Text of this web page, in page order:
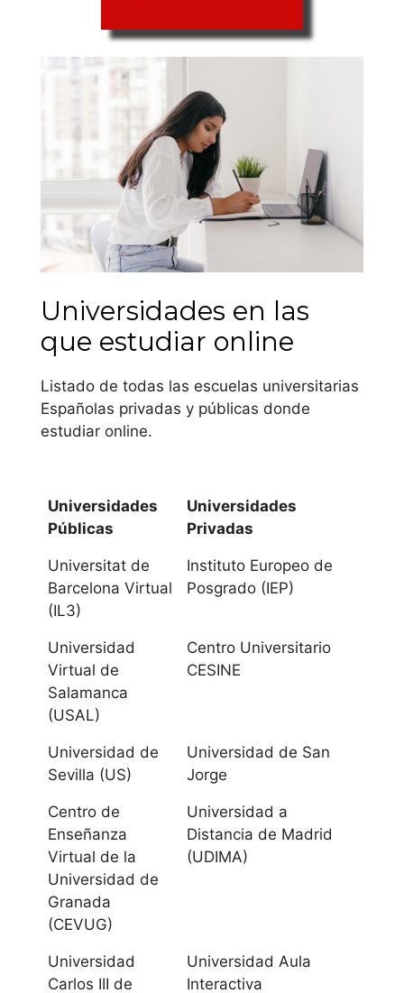
El conjunto de
materias y créditos
(créditos ETCS)
puede variar de una
carrera a otra, igual
que las materias
optativas varían
también.
Andalucía
Universidad de
Almería
Universidad de
Cádiz
Córdoba
Universidad de
Granada
Huelva
Universidad
Universidad de
Universidad de
Málaga
Pablo de Olavide
Universidades en las
que estudiar online
Listado de todas las escuelas universitarias
Españolas privadas y públicas donde
estudiar online.
Universidades
Públicas
Universidades
Privadas
Universitat de
Barcelona Virtual
(IL3)
Instituto Europeo de
Posgrado (IEP)
Universidad
Virtual de
Salamanca
(USAL)
Centro Universitario
CESINE
Universidad de
Sevilla (US)
Universidad de San
Jorge
Centro de
Enseñanza
Virtual de la
Universidad de
Granada
(CEVUG)
Universidad a
Distancia de Madrid
(UDIMA)
Universidad
Carlos III de
Universidad Aula
Interactiva